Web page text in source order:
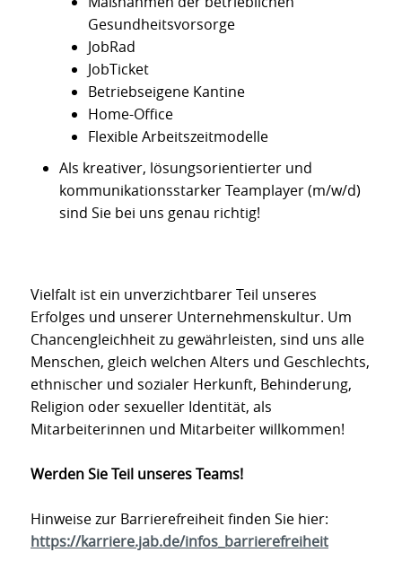
Gesundheitsvorsorge
JobRad
JobTicket
Betriebseigene Kantine
Home-Office
Flexible Arbeitszeitmodelle
Als kreativer, lösungsorientierter und
kommunikationsstarker Teamplayer (m/w/d)
sind Sie bei uns genau richtig!
Vielfalt ist ein unverzichtbarer Teil unseres
Erfolges und unserer Unternehmenskultur. Um
Chancengleichheit zu gewährleisten, sind uns alle
Menschen, gleich welchen Alters und Geschlechts,
ethnischer und sozialer Herkunft, Behinderung,
Religion oder sexueller Identität, als
Mitarbeiterinnen und Mitarbeiter willkommen!
Werden Sie Teil unseres Teams!
Hinweise zur Barrierefreiheit finden Sie hier:
https://karriere.jab.de/infos_barrierefreiheit